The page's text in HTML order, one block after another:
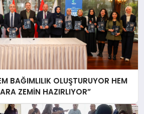
BAĞIMLILIK OLUŞTURUYOR HEM
ZEMİN HAZIRLIYOR”